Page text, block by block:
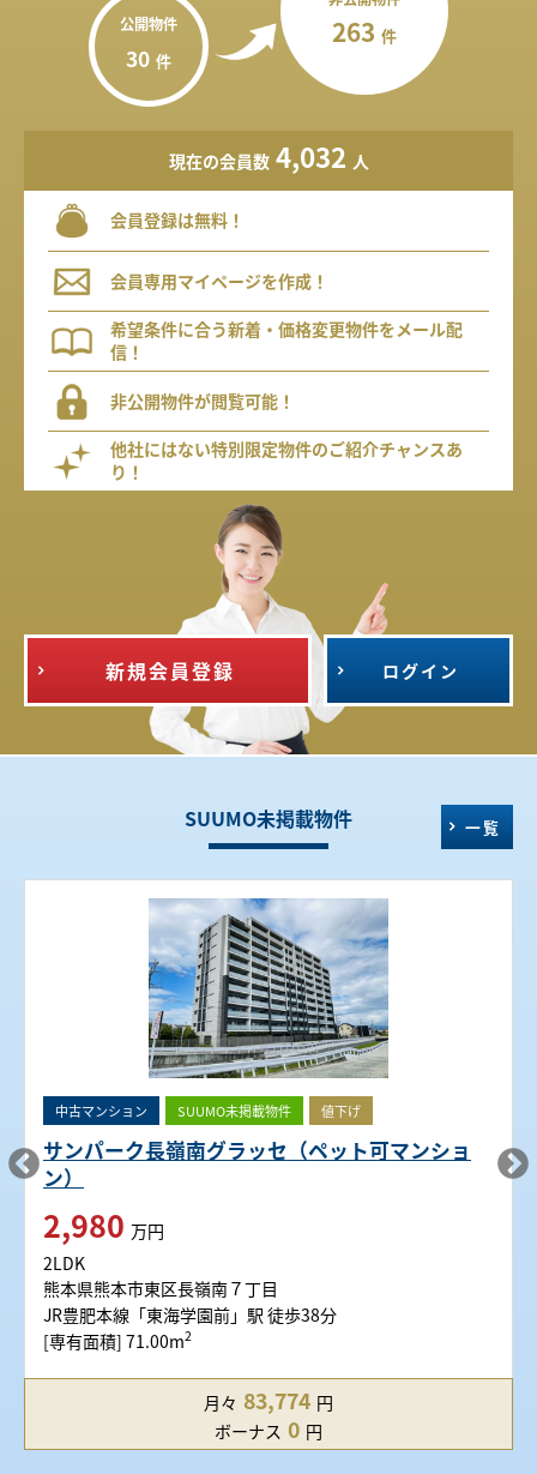
公開物件
30 件
263 件
現在の会員数 4,032 人
会員登録は無料！
会員専用マイページを作成！
希望条件に合う新着・価格変更物件をメール配
信！
非公開物件が閲覧可能！
他社にはない特別限定物件のご紹介チャンスあ
り！
新規会員登録 ログイン
SUUMO未掲載物件 一覧
中古マンション SUUMO未掲載物件 値下げ
サンパーク長嶺南グラッセ（ペット可マンショ
ン）
2,980 万円
2LDK
熊本県熊本市東区長嶺南７丁目
JR豊肥本線「東海学園前」駅 徒歩38分
[専有面積] 71.00m2
月々 83,774 円
ボーナス 0 円